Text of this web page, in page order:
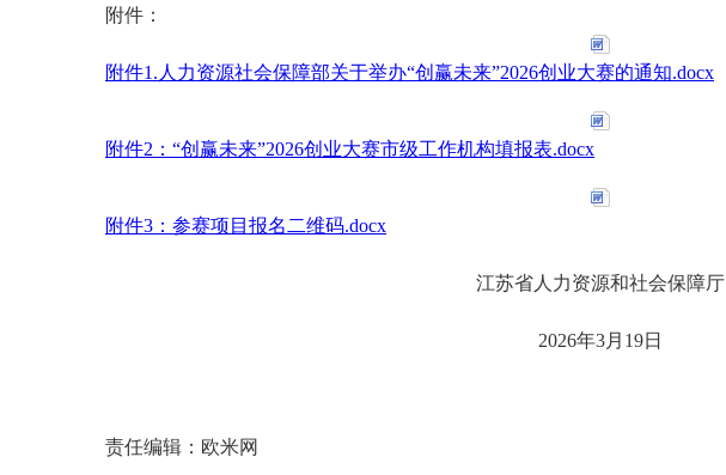
附件：
附件1.人力资源社会保障部关于举办“创赢未来”2026创业大赛的通知.docx
附件2：“创赢未来”2026创业大赛市级工作机构填报表.docx
附件3：参赛项目报名二维码.docx
江苏省人力资源和社会保障厅
2026年3月19日
责任编辑：欧米网